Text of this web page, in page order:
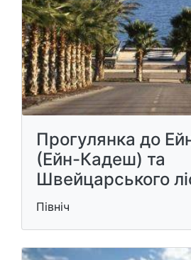
Прогулянка до
(Ейн-Кадеш) та
Швейцарського
Північ